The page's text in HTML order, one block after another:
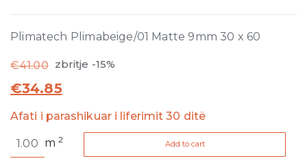
Plimatech Plimabeige/01 Matte 9mm 30 x 60
€41.00 zbritje -15%
€34.85
Afati i parashikuar i liferimit 30 ditë
Plimabeige/01
m2 Add to cart